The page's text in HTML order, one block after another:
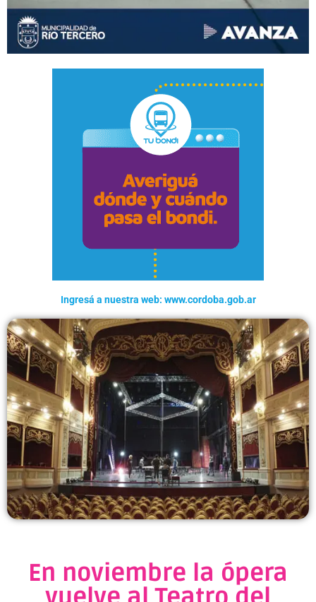
Ingresá a nuestra web: www.cordoba.gob.ar
En noviembre la ópera